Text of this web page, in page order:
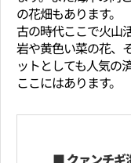
の花畑もあります。
古の時代ここで火山
岩や黄色い菜の花、
ットとしても人気の
ここにはあります。